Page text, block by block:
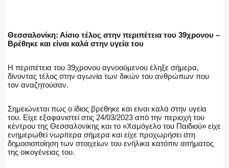
ΠΥΡΟΣΒΕΣΤΙΚΗ
ΛΙΜΕΝΙΚΟ
Θεσσαλονίκη: Αίσιο τέλος στην περιπέτεια του 39χρονου –
Βρέθηκε και είναι καλά στην υγεία του
Η περιπέτεια του 39χρονου αγνοούμενου έληξε σήμερα,
δίνοντας τέλος στην αγωνία των δικών του ανθρώπων που
τον αναζητούσαν.
Σημειώνεται πως ο ίδιος βρέθηκε και είναι καλά στην υγεία
του. Είχε εξαφανιστεί στις 24/03/2023 από την περιοχή του
κέντρου της Θεσσαλονίκης και το «Χαμόγελο του Παιδιού» είχε
ενημερωθεί νωρίτερα σήμερα και είχε προχωρήσει στη
δημοσιοποίηση των στοιχείων του ενήλικα κατόπιν αιτήματος
της οικογένειας του.